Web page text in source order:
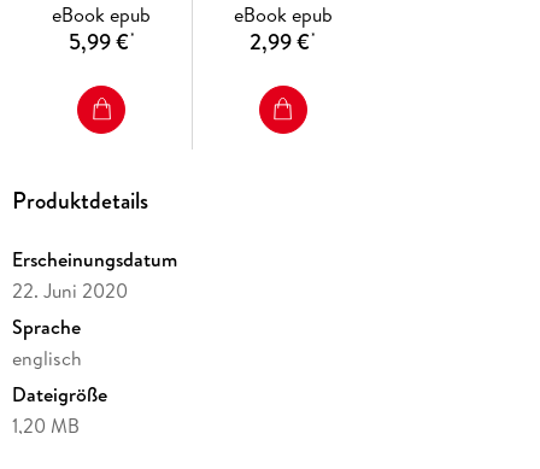
eBook epub
5,99 €*
eBook epub
2,99 €*
Produktdetails
Erscheinungsdatum
22. Juni 2020
Sprache
englisch
Dateigröße
1,20 MB